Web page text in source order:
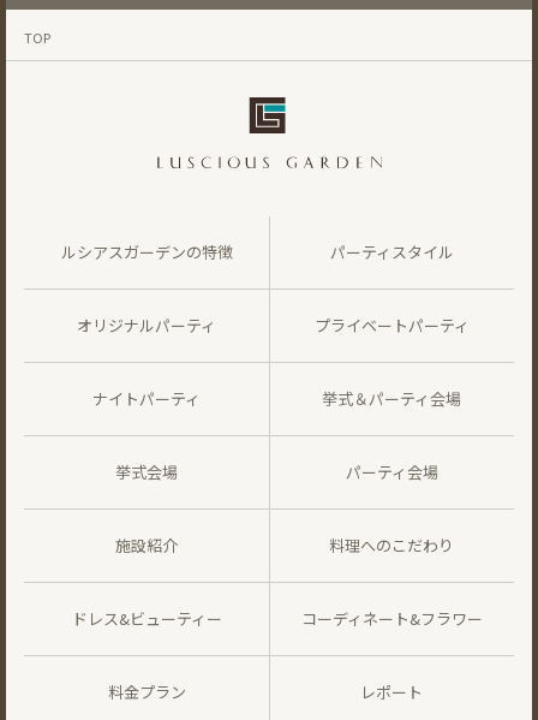
TOP
ルシアスガーデンの特徴 パーティスタイル
オリジナルパーティ プライベートパーティ
ナイトパーティ 挙式＆パーティ会場
挙式会場 パーティ会場
施設紹介 料理へのこだわり
ドレス&ビューティー コーディネート&フラワー
料金プラン レポート